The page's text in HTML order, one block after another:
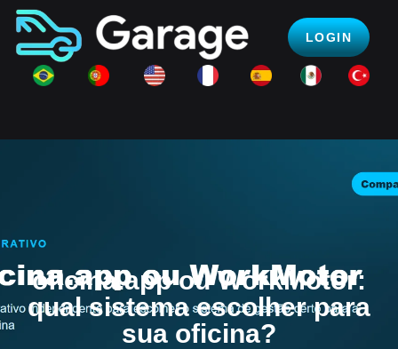
LOGIN
oficina.app ou WorkMotor:
qual sistema escolher para
sua oficina?